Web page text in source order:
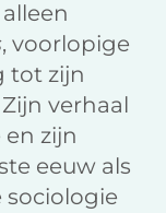
, voorlopige
tot zijn
Zijn verhaal
zijn
eeuw als
sociologie